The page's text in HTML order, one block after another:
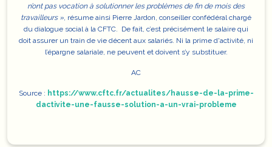
n’ont pas vocation à solutionner les problèmes de fin de mois des
travailleurs », résume ainsi Pierre Jardon, conseiller confédéral chargé
du dialogue social à la CFTC. De fait, c’est précisément le salaire qui
doit assurer un train de vie décent aux salariés. Ni la prime d'activité, ni
l’épargne salariale, ne peuvent et doivent s’y substituer.
AC
Source : https://www.cftc.fr/actualites/hausse-de-la-prime-
dactivite-une-fausse-solution-a-un-vrai-probleme